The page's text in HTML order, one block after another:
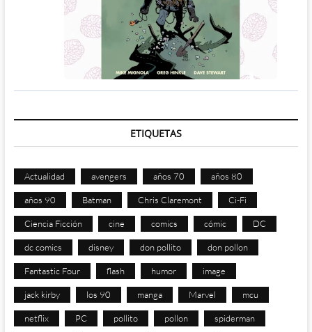
ETIQUETAS
Actualidad avengers años 70 años 80
años 90 Batman Chris Claremont Ci-Fi
Ciencia Ficción cine comics cómic DC
dc comics disney don pollito don pollon
Fantastic Four flash humor image
jack kirby los 90 manga Marvel mcu
netflix PC pollito pollon spiderman